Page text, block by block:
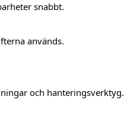
snabbt.
används.
och hanteringsverktyg.